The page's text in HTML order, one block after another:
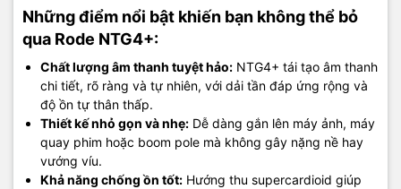
Những điểm nổi bật khiến bạn không thể bỏ
qua Rode NTG4+:
Chất lượng âm thanh tuyệt hảo: NTG4+ tái tạo âm thanh
chi tiết, rõ ràng và tự nhiên, với dải tần đáp ứng rộng và
độ ồn tự thân thấp.
Thiết kế nhỏ gọn và nhẹ: Dễ dàng gắn lên máy ảnh, máy
quay phim hoặc boom pole mà không gây nặng nề hay
vướng víu.
Khả năng chống ồn tốt: Hướng thu supercardioid giúp